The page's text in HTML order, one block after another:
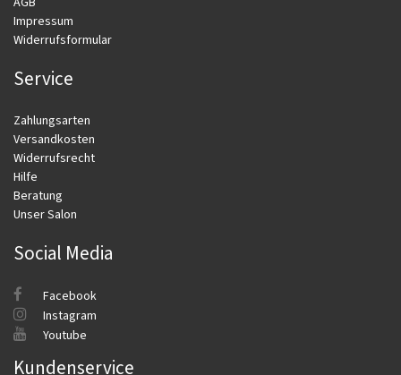
Impressum
Widerrufsformular
Service
Zahlungsarten
Versandkosten
Widerrufsrecht
Hilfe
Beratung
Unser Salon
Social Media
Facebook
Instagram
Youtube
Kundenservice